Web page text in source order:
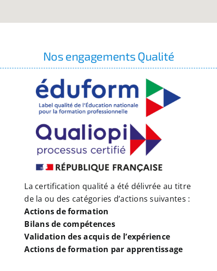
Nos engagements Qualité
La certification qualité a été délivrée au titre
de la ou des catégories d’actions suivantes :
Actions de formation
Bilans de compétences
Validation des acquis de l’expérience
Actions de formation par apprentissage